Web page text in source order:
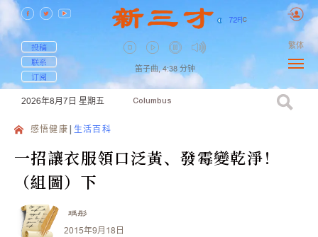
72F| C
投稿
联系
订阅
笛子曲, 4:38 分钟
繁体
2026年8月7日 星期五 Columbus
感悟健康 生活百科
一招讓衣服領口泛黃、發霉變乾淨！
（組圖）下
瑀彤
2015年9月18日